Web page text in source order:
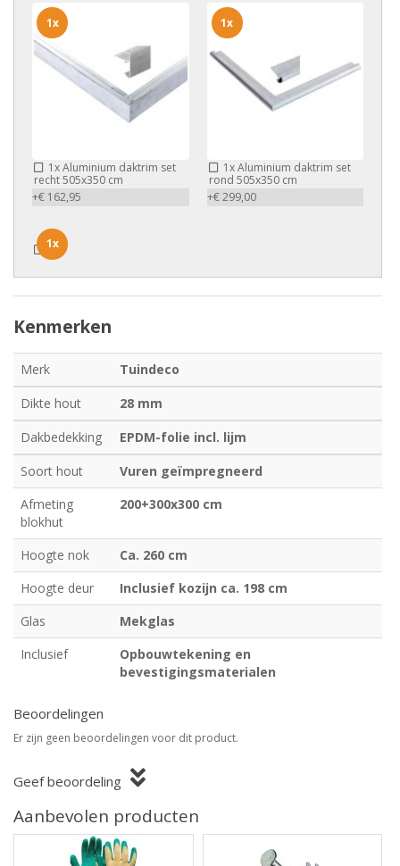
1xAluminium daktrim set
recht 505x350 cm
+€ 162,95
1x
1xAluminium daktrim set
rond 505x350 cm
+€ 299,00
1x
1x
1x
Kenmerken
Merk
Tuindeco
Dikte hout
28 mm
Dakbedekking
EPDM-folie incl. lijm
Soort hout
Vuren geïmpregneerd
Afmeting
blokhut
200+300x300 cm
Hoogte nok
Ca. 260 cm
Hoogte deur
Inclusief kozijn ca. 198 cm
Glas
Mekglas
Inclusief
Opbouwtekening en
bevestigingsmaterialen
Beoordelingen
Er zijn geen beoordelingen voor dit product.
Geef beoordeling
Aanbevolen producten